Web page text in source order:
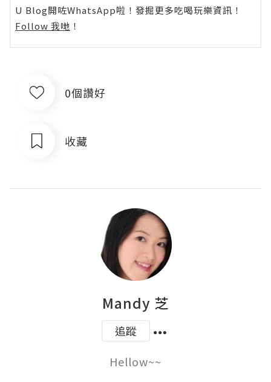
U Blog開咗WhatsApp啦！發掘更多吃喝玩樂資訊！
Follow 我哋 ！
0個讚好
收藏
Mandy 芝
追蹤
Hellow~~